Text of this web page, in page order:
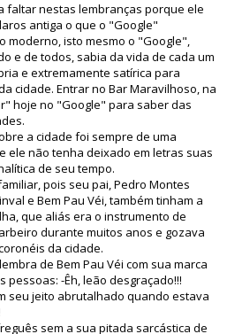
faltar nestas lembranças porque ele
antiga o que o "Google"
moderno, isto mesmo o "Google",
e de todos, sabia da vida de cada um
e extremamente satírica para
cidade. Entrar no Bar Maravilhoso, na
hoje no "Google" para saber das
a cidade foi sempre de uma
ele não tenha deixado em letras suas
de seu tempo.
pois seu pai, Pedro Montes
e Bem Pau Véi, também tinham a
que aliás era o instrumento de
durante muitos anos e gozava
da cidade.
de Bem Pau Véi com sua marca
-Êh, leão desgraçado!!!
seu jeito abrutalhado quando estava
sem a sua pitada sarcástica de